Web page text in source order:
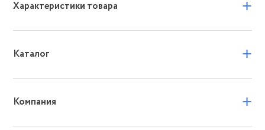
Характеристики товара +
Каталог +
Компания +